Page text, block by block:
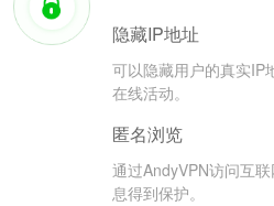
隐藏IP地址
可以隐藏用户的真实IP
在线活动。
匿名浏览
通过AndyVPN访问互
息得到保护。